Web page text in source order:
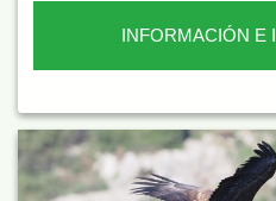
INFORMACIÓN E